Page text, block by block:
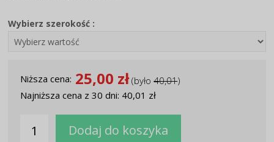
Wybierz szerokość :
Niższa cena: 25,00 zł(było40,01)
Najniższa cena z 30 dni: 40,01 zł